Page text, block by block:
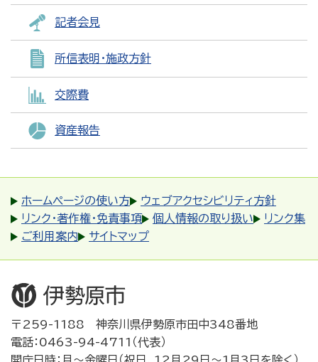
記者会見
所信表明・施政方針
交際費
資産報告
ホームページの使い方
ウェブアクセシビリティ方針
リンク・著作権・免責事項
個人情報の取り扱い
リンク集
ご利用案内
サイトマップ
〒259-1188 神奈川県伊勢原市田中348番地
電話：0463-94-4711（代表）